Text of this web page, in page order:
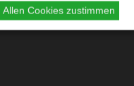
Allen Cookies zustimmen